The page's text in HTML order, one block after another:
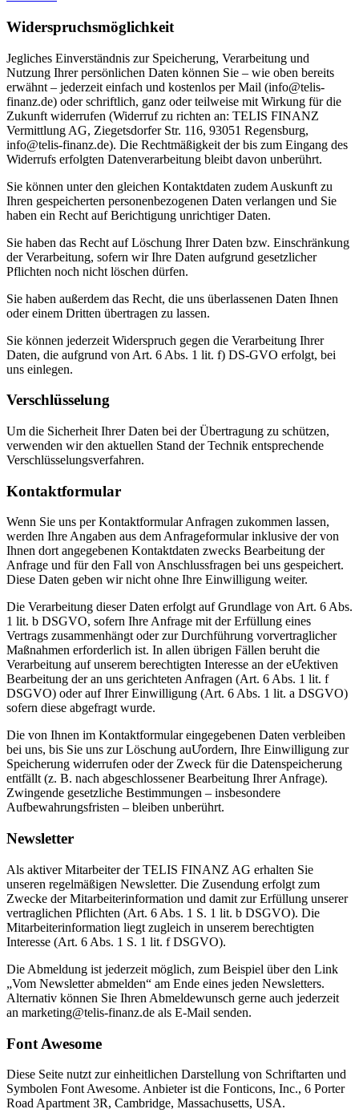
Widerspruchsmöglichkeit
Jegliches Einverständnis zur Speicherung, Verarbeitung und
Nutzung Ihrer persönlichen Daten können Sie – wie oben bereits
erwähnt – jederzeit einfach und kostenlos per Mail (info@telis-
finanz.de) oder schriftlich, ganz oder teilweise mit Wirkung für die
Zukunft widerrufen (Widerruf zu richten an: TELIS FINANZ
Vermittlung AG, Ziegetsdorfer Str. 116, 93051 Regensburg,
info@telis-finanz.de). Die Rechtmäßigkeit der bis zum Eingang des
Widerrufs erfolgten Datenverarbeitung bleibt davon unberührt.
Sie können unter den gleichen Kontaktdaten zudem Auskunft zu
Ihren gespeicherten personenbezogenen Daten verlangen und Sie
haben ein Recht auf Berichtigung unrichtiger Daten.
Sie haben das Recht auf Löschung Ihrer Daten bzw. Einschränkung
der Verarbeitung, sofern wir Ihre Daten aufgrund gesetzlicher
Pflichten noch nicht löschen dürfen.
Sie haben außerdem das Recht, die uns überlassenen Daten Ihnen
oder einem Dritten übertragen zu lassen.
Sie können jederzeit Widerspruch gegen die Verarbeitung Ihrer
Daten, die aufgrund von Art. 6 Abs. 1 lit. f) DS-GVO erfolgt, bei
uns einlegen.
Verschlüsselung
Um die Sicherheit Ihrer Daten bei der Übertragung zu schützen,
verwenden wir den aktuellen Stand der Technik entsprechende
Verschlüsselungsverfahren.
Kontaktformular
Wenn Sie uns per Kontaktformular Anfragen zukommen lassen,
werden Ihre Angaben aus dem Anfrageformular inklusive der von
Ihnen dort angegebenen Kontaktdaten zwecks Bearbeitung der
Anfrage und für den Fall von Anschlussfragen bei uns gespeichert.
Diese Daten geben wir nicht ohne Ihre Einwilligung weiter.
Die Verarbeitung dieser Daten erfolgt auf Grundlage von Art. 6 Abs.
1 lit. b DSGVO, sofern Ihre Anfrage mit der Erfüllung eines
Vertrags zusammenhängt oder zur Durchführung vorvertraglicher
Maßnahmen erforderlich ist. In allen übrigen Fällen beruht die
Verarbeitung auf unserem berechtigten Interesse an der eƯektiven
Bearbeitung der an uns gerichteten Anfragen (Art. 6 Abs. 1 lit. f
DSGVO) oder auf Ihrer Einwilligung (Art. 6 Abs. 1 lit. a DSGVO)
sofern diese abgefragt wurde.
Die von Ihnen im Kontaktformular eingegebenen Daten verbleiben
bei uns, bis Sie uns zur Löschung auƯordern, Ihre Einwilligung zur
Speicherung widerrufen oder der Zweck für die Datenspeicherung
entfällt (z. B. nach abgeschlossener Bearbeitung Ihrer Anfrage).
Zwingende gesetzliche Bestimmungen – insbesondere
Aufbewahrungsfristen – bleiben unberührt.
Newsletter
Als aktiver Mitarbeiter der TELIS FINANZ AG erhalten Sie
unseren regelmäßigen Newsletter. Die Zusendung erfolgt zum
Zwecke der Mitarbeiterinformation und damit zur Erfüllung unserer
vertraglichen Pflichten (Art. 6 Abs. 1 S. 1 lit. b DSGVO). Die
Mitarbeiterinformation liegt zugleich in unserem berechtigten
Interesse (Art. 6 Abs. 1 S. 1 lit. f DSGVO).
Die Abmeldung ist jederzeit möglich, zum Beispiel über den Link
„Vom Newsletter abmelden“ am Ende eines jeden Newsletters.
Alternativ können Sie Ihren Abmeldewunsch gerne auch jederzeit
an marketing@telis-finanz.de als E-Mail senden.
Font Awesome
Diese Seite nutzt zur einheitlichen Darstellung von Schriftarten und
Symbolen Font Awesome. Anbieter ist die Fonticons, Inc., 6 Porter
Road Apartment 3R, Cambridge, Massachusetts, USA.